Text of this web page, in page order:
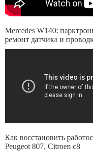
Mercedes W140:
ремонт датчика и
Как восстановить
Peugeot 807, Citroen c8